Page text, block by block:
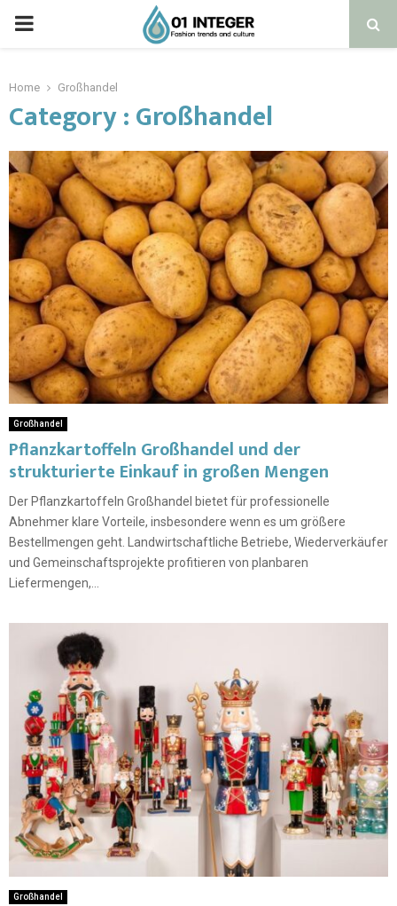
Home Großhandel
Category : Großhandel
Großhandel
Pflanzkartoffeln Großhandel und der
strukturierte Einkauf in großen Mengen
Der Pflanzkartoffeln Großhandel bietet für professionelle
Abnehmer klare Vorteile, insbesondere wenn es um größere
Bestellmengen geht. Landwirtschaftliche Betriebe, Wiederverkäufer
und Gemeinschaftsprojekte profitieren von planbaren
Liefermengen,...
Großhandel